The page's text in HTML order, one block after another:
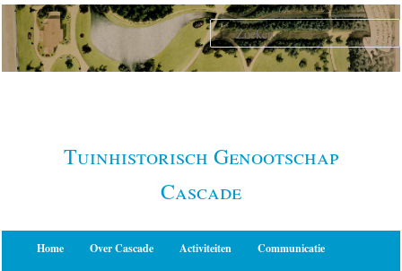
Spring
naar
primaire
Tuinhistorisch Genootschap
Cascade
Home Over Cascade Activiteiten Communicatie